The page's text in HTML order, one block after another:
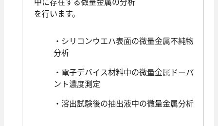
を行います。
・シリコンウエハ表面の微量金属不純物
分析
・電子デバイス材料中の微量金属ドーパ
ント濃度測定
・溶出試験後の抽出液中の微量金属分析